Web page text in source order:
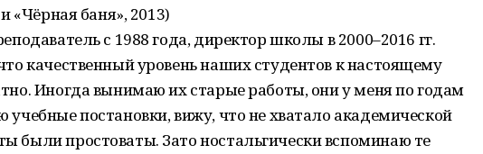
«Чёрная баня», 2013)
с 1988 года, директор школы в 2000–2016 гг.
качественный уровень наших студентов к настоящему
Иногда вынимаю их старые работы, они у меня по годам
постановки, вижу, что не хватало академической
были простоваты. Зато ностальгически вспоминаю те